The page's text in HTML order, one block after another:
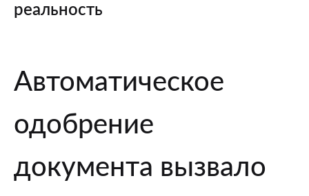
реальность
Румыния
приблизила
законопроект
об
с
Молдавией
Автоматическое
одобрение
документа вызвало